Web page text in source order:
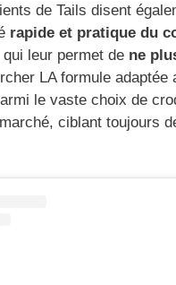
de Tails disent
rapide et pratique du
qui leur permet de ne
LA formule adaptée
le vaste choix de
ciblant toujours